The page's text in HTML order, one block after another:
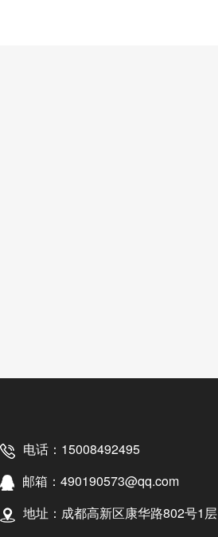
电话：15008492495
邮箱：490190573@qq.com
地址：成都高新区康华路802号1层